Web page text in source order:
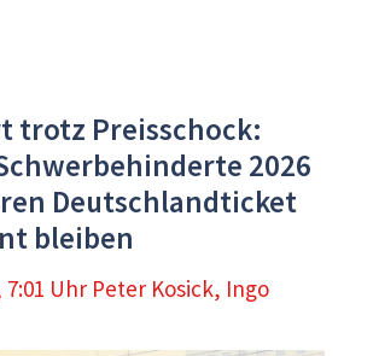
trotz Preisschock:
2026
Deutschlandticket
bleiben
7:01 Uhr Peter Kosick, Ingo